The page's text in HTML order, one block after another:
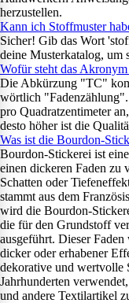
herzustellen.
Kann ich Stoffmuster
Sicher! Gib das Wort
deine Musterkatalog, um
Wofür steht das
Die Abkürzung "TC"
wörtlich
pro Quadratzentimeter
desto höher ist die
Was ist die Bourdon-
Bourdon-Stickerei ist
einen dickeren Faden zu
Schatten oder
stammt aus dem
wird die Bourdon-
die für den Grundstoff
ausgeführt. Dieser
dicker oder erhabener
dekorative und wertvolle
Jahrhunderten
und andere Textilartikel